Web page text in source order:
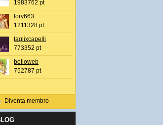
1983762 pt
lory663
1211328 pt
taglixcapelli
773352 pt
belloweb
752787 pt
Diventa membro